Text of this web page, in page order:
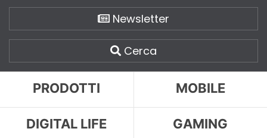
Newsletter
Cerca
PRODOTTI MOBILE
DIGITAL LIFE GAMING